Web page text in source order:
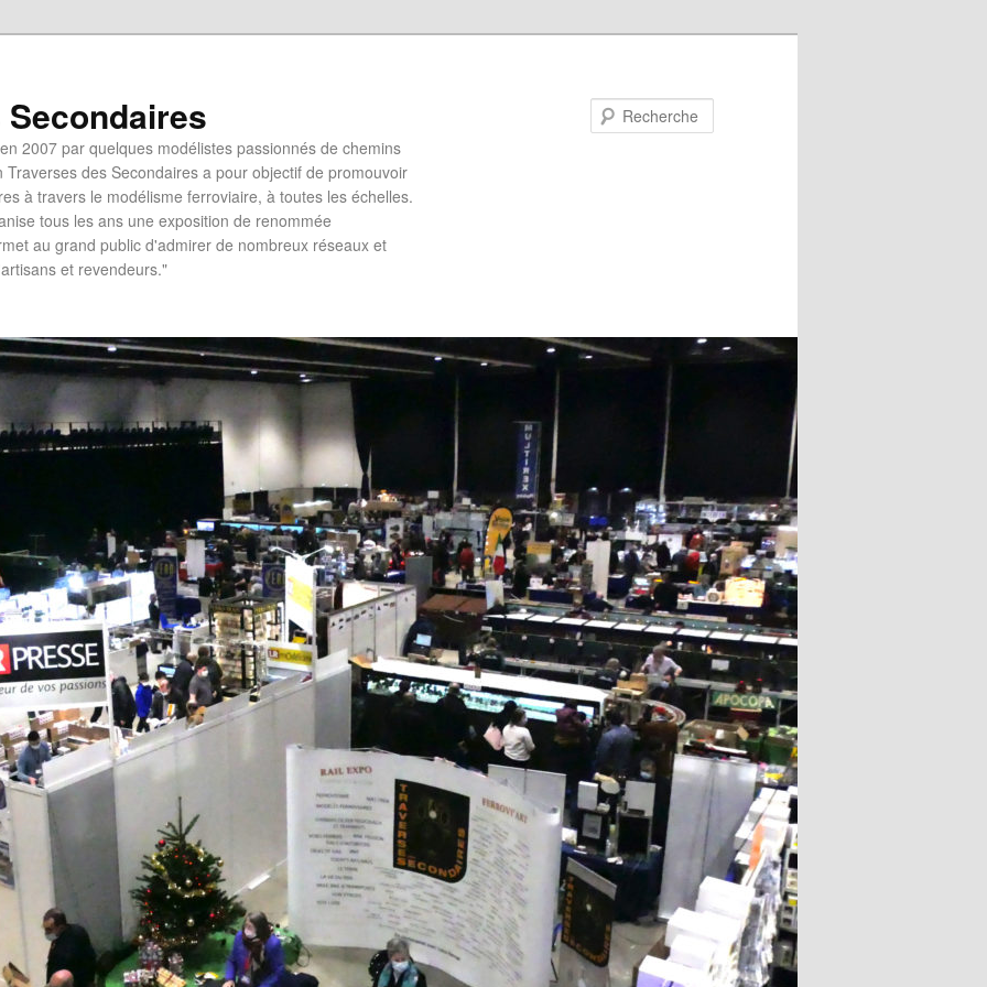
2007 par quelques modélistes passionnés de chemins
des Secondaires a pour objectif de promouvoir
à travers le modélisme ferroviaire, à toutes les échelles.
tous les ans une exposition de renommée
au grand public d'admirer de nombreux réseaux et
et revendeurs."